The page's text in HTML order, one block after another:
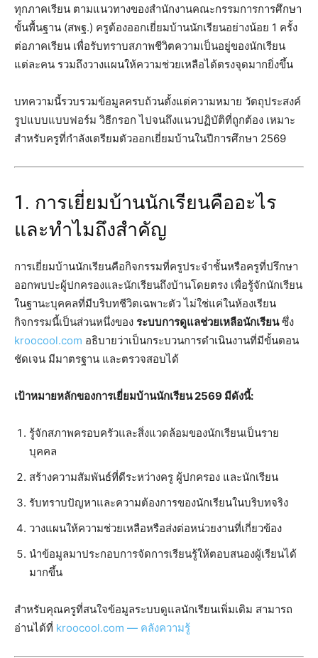
ทุกภาคเรียน ตามแนวทางของสำนักงานคณะกรรมการการศึกษา
ขั้นพื้นฐาน (สพฐ.) ครูต้องออกเยี่ยมบ้านนักเรียนอย่างน้อย 1 ครั้ง
ต่อภาคเรียน เพื่อรับทราบสภาพชีวิตความเป็นอยู่ของนักเรียน
แต่ละคน รวมถึงวางแผนให้ความช่วยเหลือได้ตรงจุดมากยิ่งขึ้น
บทความนี้รวบรวมข้อมูลครบถ้วนตั้งแต่ความหมาย วัตถุประสงค์
รูปแบบแบบฟอร์ม วิธีกรอก ไปจนถึงแนวปฏิบัติที่ถูกต้อง เหมาะ
สำหรับครูที่กำลังเตรียมตัวออกเยี่ยมบ้านในปีการศึกษา 2569
1. การเยี่ยมบ้านนักเรียนคืออะไร
และทำไมถึงสำคัญ
การเยี่ยมบ้านนักเรียนคือกิจกรรมที่ครูประจำชั้นหรือครูที่ปรึกษา
ออกพบปะผู้ปกครองและนักเรียนถึงบ้านโดยตรง เพื่อรู้จักนักเรียน
ในฐานะบุคคลที่มีบริบทชีวิตเฉพาะตัว ไม่ใช่แค่ในห้องเรียน
กิจกรรมนี้เป็นส่วนหนึ่งของ ระบบการดูแลช่วยเหลือนักเรียนซึ่ง
kroocool.com อธิบายว่าเป็นกระบวนการดำเนินงานที่มีขั้นตอน
ชัดเจน มีมาตรฐาน และตรวจสอบได้
เป้าหมายหลักของการเยี่ยมบ้านนักเรียน 2569 มีดังนี้:
รู้จักสภาพครอบครัวและสิ่งแวดล้อมของนักเรียนเป็นราย
บุคคล
สร้างความสัมพันธ์ที่ดีระหว่างครู ผู้ปกครอง และนักเรียน
รับทราบปัญหาและความต้องการของนักเรียนในบริบทจริง
วางแผนให้ความช่วยเหลือหรือส่งต่อหน่วยงานที่เกี่ยวข้อง
นำข้อมูลมาประกอบการจัดการเรียนรู้ให้ตอบสนองผู้เรียนได้
มากขึ้น
สำหรับคุณครูที่สนใจข้อมูลระบบดูแลนักเรียนเพิ่มเติม สามารถ
อ่านได้ที่ kroocool.com — คลังความรู้